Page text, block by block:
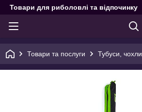
Товари для риболовлі та відпочинку
Товари та послуги Тубуси, чохли